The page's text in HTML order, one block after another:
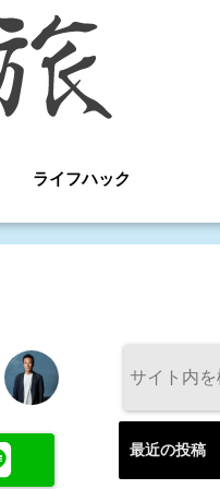
ライフハック
最近の投稿